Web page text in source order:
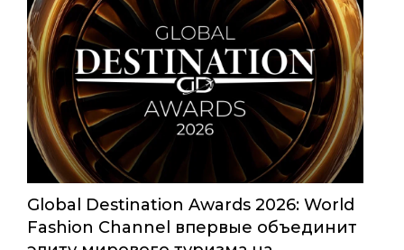
Global Destination Awards 2026: World
Fashion Channel впервые объединит